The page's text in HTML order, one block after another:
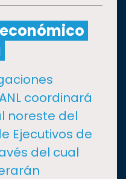
coordinará
noreste del
Ejecutivos de
del cual